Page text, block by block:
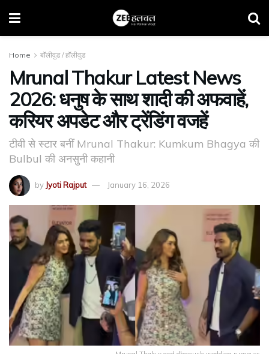
Home बॉलीवुड / हॉलीवुड
Mrunal Thakur Latest News
2026: धनुष के साथ शादी की अफवाहें,
करियर अपडेट और ट्रेंडिंग वजहें
टीवी से स्टार बनीं Mrunal Thakur: Kumkum Bhagya की
Bulbul की अनसुनी कहानी
by Jyoti Rajput January 16, 2026